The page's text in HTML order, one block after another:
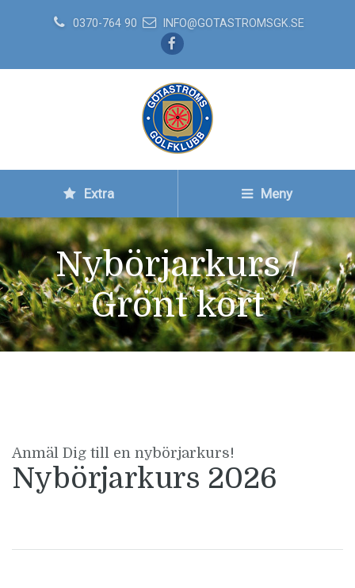
0370-764 90 INFO@GOTASTROMSGK.SE
Extra Meny
Nybörjarkurs /
Grönt kort
Anmäl Dig till en nybörjarkurs!
Nybörjarkurs 2026